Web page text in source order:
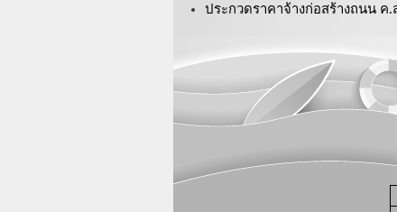
ประกวดราคาจ้างก่อสร้างถนน